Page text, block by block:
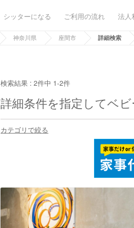
シッターになる ご利用の流れ 法人
神奈川県 座間市 詳細検索
検索結果 :2件中 1-2件
詳細条件を指定してベ
カテゴリで絞る